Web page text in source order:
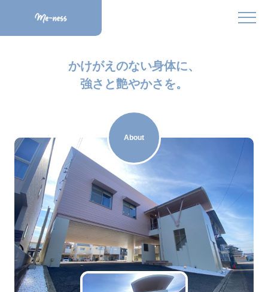
かけがえのない身体に、
強さと艶やかさを。
About